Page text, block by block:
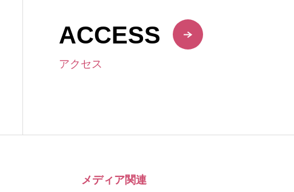
ACCESS
アクセス
メディア関連